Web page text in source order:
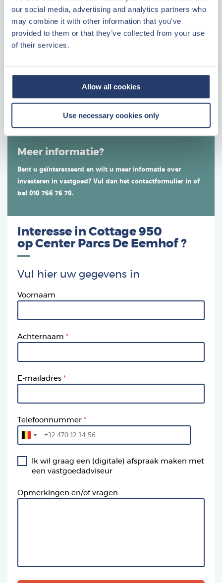
our social media, advertising and analytics partners who
may combine it with other information that you’ve
provided to them or that they’ve collected from your use
of their services.
Allow all cookies
Use necessary cookies only
Plattegrond
Plattegrond
Maak uw keuze uit onze ecologische cottages en
appartementen in de mooiste natuurparken. Van advies bij
van 50 jaar kennis en ervaring. Center Parcs is marktleider in
LEES VERDER
Meer informatie?
Bent u geïnteresseerd en wilt u meer informatie over
investeren in vastgoed? Vul dan het contactformulier in of
bel 010 766 76 70.
Interesse in Cottage 950
op Center Parcs De Eemhof ?
Vul hier uw gegevens in
Voornaam
Achternaam
E-mailadres
Telefoonnummer
Ik wil graag een (digitale) afspraak maken met
een vastgoedadviseur
Opmerkingen en/of vragen